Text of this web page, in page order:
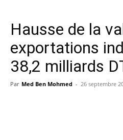
Hausse de la
exportations
38,2 milliards
Par Med Ben Mohmed - 26 septembre